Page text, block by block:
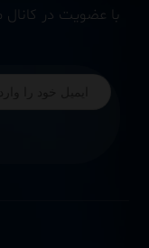
با عضویت در کانال